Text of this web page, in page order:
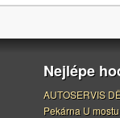
Nejlépe
AUTOSERVIS
Pekárna U mostu